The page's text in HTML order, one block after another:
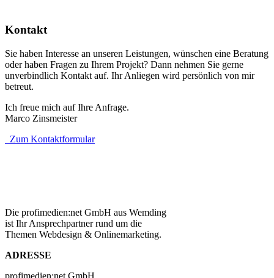
Kontakt
Sie haben Interesse an unseren Leistungen, wünschen eine Beratung
oder haben Fragen zu Ihrem Projekt? Dann nehmen Sie gerne
unverbindlich Kontakt auf. Ihr Anliegen wird persönlich von mir
betreut.
Ich freue mich auf Ihre Anfrage.
Marco Zinsmeister
Zum Kontaktformular
Die profimedien:net GmbH aus Wemding
ist Ihr Ansprechpartner rund um die
Themen Webdesign & Onlinemarketing.
ADRESSE
profimedien:net GmbH